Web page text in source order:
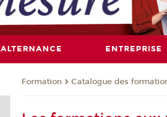
ALTERNANCE ENTREPRISE
Formation Catalogue des